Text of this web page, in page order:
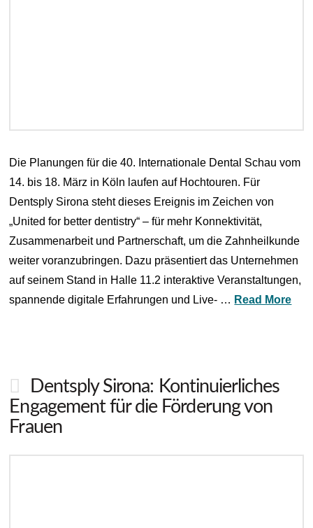
Die Planungen für die 40. Internationale Dental Schau vom
14. bis 18. März in Köln laufen auf Hochtouren. Für
Dentsply Sirona steht dieses Ereignis im Zeichen von
„United for better dentistry“ – für mehr Konnektivität,
Zusammenarbeit und Partnerschaft, um die Zahnheilkunde
weiter voranzubringen. Dazu präsentiert das Unternehmen
auf seinem Stand in Halle 11.2 interaktive Veranstaltungen,
spannende digitale Erfahrungen und Live- … Read More
Dentsply Sirona: Kontinuierliches
Engagement für die Förderung von
Frauen